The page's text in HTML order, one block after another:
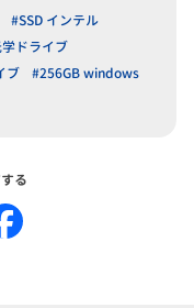
#SSD インテル
ドライブ
ブ
#256GB windows
る